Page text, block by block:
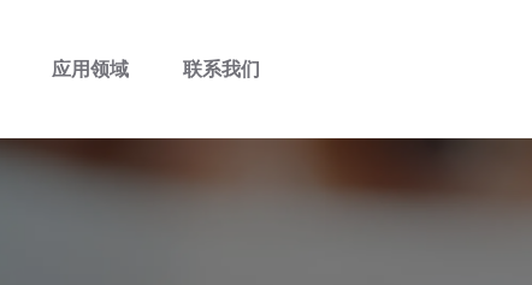
应用领域 联系我们